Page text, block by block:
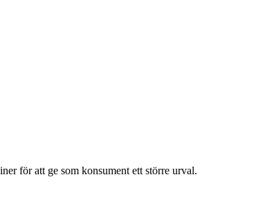
för att ge som konsument ett större urval.